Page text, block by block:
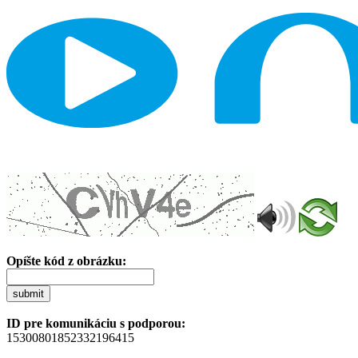
Opíšte kód z obrázku:
submit
ID pre komunikáciu s podporou:
15300801852332196415